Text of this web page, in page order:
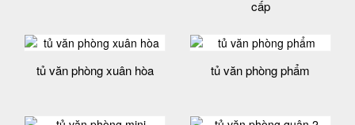
cấp
tủ văn phòng xuân hòa tủ văn phòng phẩm